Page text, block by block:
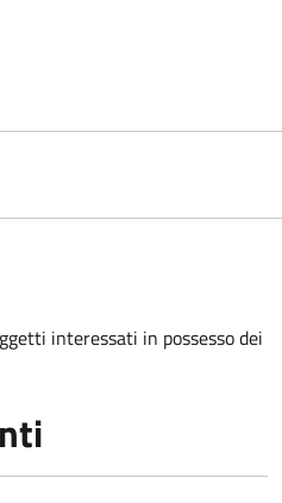
interessati in possesso dei